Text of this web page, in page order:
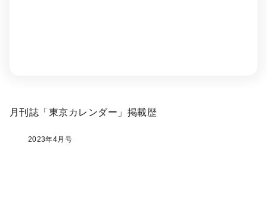
月刊誌「東京カレンダー」掲載歴
2023年4月号